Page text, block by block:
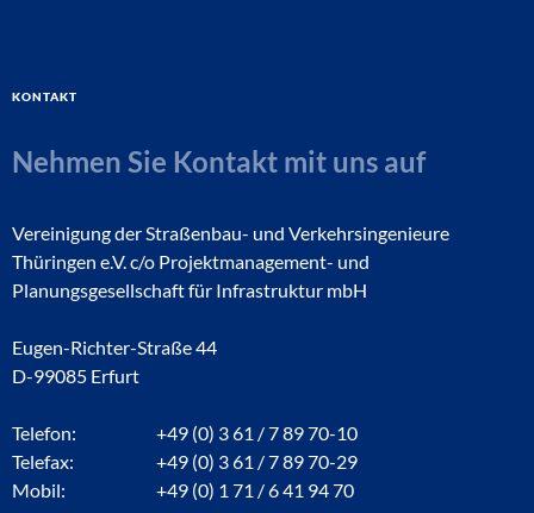
Kontakt
Nehmen Sie Kontakt mit uns auf
Vereinigung der Straßenbau- und Verkehrsingenieure
Thüringen e.V. c/o Projektmanagement- und
Planungsgesellschaft für Infrastruktur mbH
Eugen-Richter-Straße 44
D-99085 Erfurt
Telefon:
+49 (0) 3 61 / 7 89 70-10
Telefax:
+49 (0) 3 61 / 7 89 70-29
Mobil:
+49 (0) 1 71 / 6 41 94 70